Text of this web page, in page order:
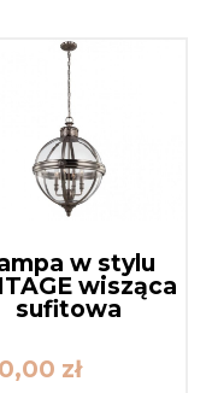
w stylu
wisząca
sufitowa
zł